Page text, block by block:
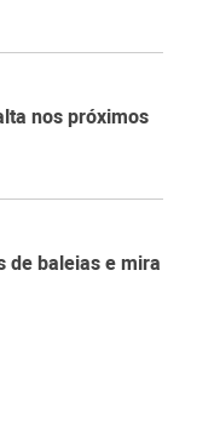
nos próximos
de baleias e mira